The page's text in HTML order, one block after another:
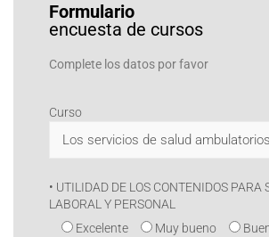
Formulario
encuesta de cursos
Complete los datos por favor
Curso
• UTILIDAD DE LOS CONTENIDOS PARA
LABORAL Y PERSONAL
Excelente
Muy bueno